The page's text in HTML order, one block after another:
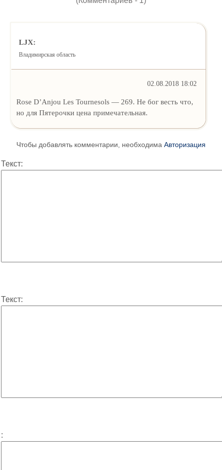
LJX:
Владимирская область
02.08.2018 18:02
Rose D’Anjou Les Tournesols — 269. Не бог весть что,
но для Пятерочки цена примечательная.
Чтобы добавлять комментарии, необходима Авторизация
Текст:
Текст:
: